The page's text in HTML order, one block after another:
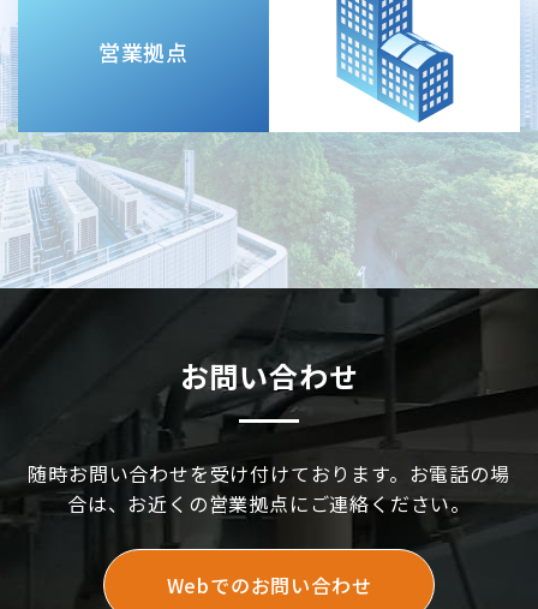
営業拠点
お問い合わせ
随時お問い合わせを受け付けております。お電話の場
合は、お近くの営業拠点にご連絡ください。
Webでのお問い合わせ